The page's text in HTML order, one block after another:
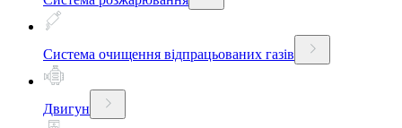
Система очищення відпрацьованих газів
Двигун